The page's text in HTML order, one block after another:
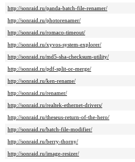
http://sonraid.ru/panda-batch-file-renamer/
http://sonraid.ru/photorenamer/
http://sonraid.ru/romaco-timeout/
http://sonraid.ru/xyvos-system-explorer/
http://sonraid.ru/md5-sha-checksum-utility/
http://sonraid.ru/pdf-split-or-merge/
http://sonraid.ru/ken-rename/
http://sonraid.ru/renamer/
http://sonraid.ru/realtek-ethernet-drivers/
http://sonraid.ru/theseus-return-of-the-hero/
http://sonraid.ru/batch-file-modifier/
http://sonraid.ru/berry-thorny/
http://sonraid.ru/image-resizer/